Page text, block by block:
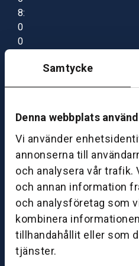
Samtycke
Denna webbplats
Vi använder
annonserna till
och analysera vår trafik.
och annan information
och analysföretag som
kombinera
tillhandahållit eller som
tjänster.
8:
0
0
7:
0
B
S
k
ö
v
d